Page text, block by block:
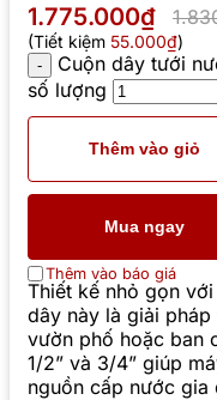
1.775.000₫
(Tiết kiệm 55.000₫)
Cuộn dây tưới
số lượng
Thêm vào giỏ
Mua ngay
Thêm vào báo giá
Thiết kế nhỏ gọn
dây này là giải
vườn phố hoặc ban
1/2” và 3/4” giúp
nguồn cấp nước gia